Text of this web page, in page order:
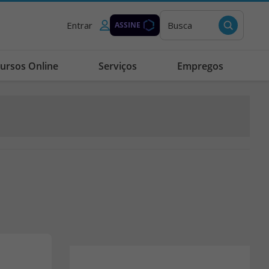
Entrar ASSINE Busca
Online Serviços Empregos